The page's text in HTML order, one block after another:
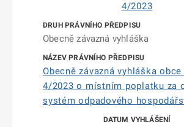
4/2023
Obecně závazná vyhláška
Obecně závazná vyhláška
4/2023 o místním poplatku za
systém odpadového